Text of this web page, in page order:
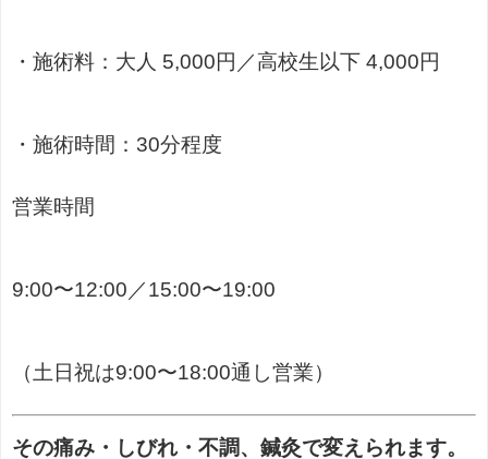
・施術料：大人 5,000円／高校生以下 4,000円
・施術時間：30分程度
営業時間
9:00〜12:00／15:00〜19:00
（土日祝は9:00〜18:00通し営業）
その痛み・しびれ・不調、鍼灸で変えられます。